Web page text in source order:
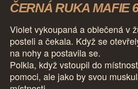
ČERNÁ RUKA MAFIE
Violet vykoupaná a oblečená v
posteli a čekala. Když se
na nohy a postavila se.
Polkla, když vstoupil do
pomoci, ale jako by svou